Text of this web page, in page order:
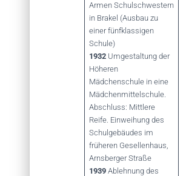
Armen Schulschwestern
in Brakel (Ausbau zu
einer fünfklassigen
Schule)
1932Umgestaltung der
Höheren
Mädchenschule in eine
Mädchenmittelschule.
Abschluss: Mittlere
Reife. Einweihung des
Schulgebäudes im
früheren Gesellenhaus,
Arnsberger Straße
1939Ablehnung des